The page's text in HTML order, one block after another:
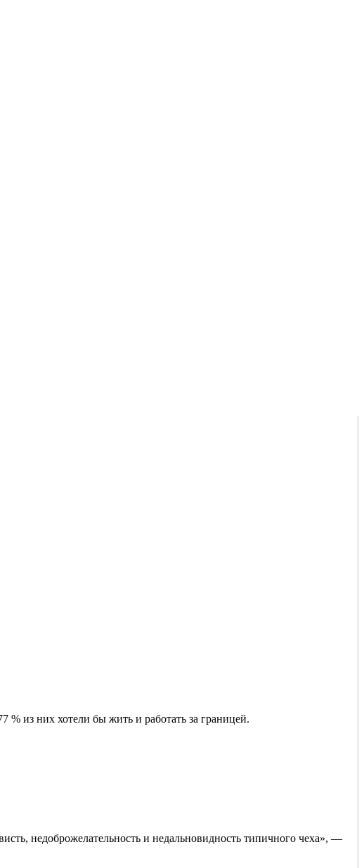
из них хотели бы жить и работать за границей.
недоброжелательность и недальновидность типичного чеха», —